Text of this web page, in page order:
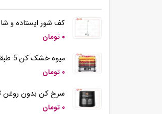
۰ تومان
۰ تومان
۰ تومان